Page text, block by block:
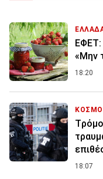
ΕΦΕΤ:
«Μην
18:20
18:07